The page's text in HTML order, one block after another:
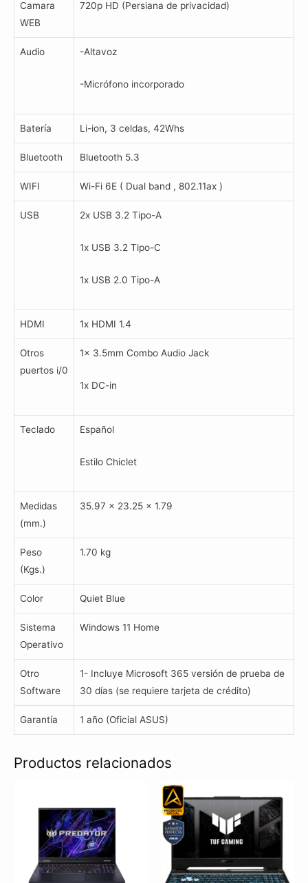
Camara
WEB
720p HD (Persiana de privacidad)
Audio -Altavoz
-Micrófono incorporado
Batería Li-ion, 3 celdas, 42Whs
Bluetooth Bluetooth 5.3
WIFI Wi-Fi 6E ( Dual band , 802.11ax )
USB 2x USB 3.2 Tipo-A
1x USB 3.2 Tipo-C
1x USB 2.0 Tipo-A
HDMI 1x HDMI 1.4
Otros
puertos i/0
1x 3.5mm Combo Audio Jack
1x DC-in
Teclado Español
Estilo Chiclet
Medidas
(mm.)
35.97 x 23.25 x 1.79
Peso
(Kgs.)
1.70 kg
Color Quiet Blue
Sistema
Operativo
Windows 11 Home
Otro
Software
1- Incluye Microsoft 365 versión de prueba de
30 días (se requiere tarjeta de crédito)
Garantía 1 año (Oficial ASUS)
Productos relacionados